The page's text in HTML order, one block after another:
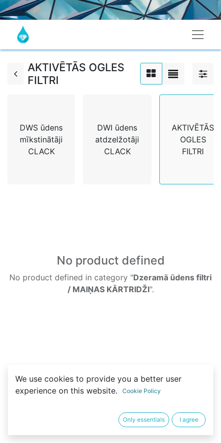
AKTIVĒTĀS OGLES
FILTRI
DWS ūdens
mīkstinātāji
CLACK
DWI ūdens
atdzelžotāji
CLACK
AKTIVĒTĀS
OGLES
FILTRI
No product defined
No product defined in category "Dzeramā ūdens filtri
/ MAIŅAS KĀRTRIDŽI".
We use cookies to provide you a better user
experience on this website.
Cookie Policy
Only essentials I agree